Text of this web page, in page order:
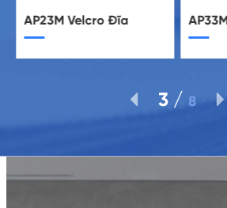
AP23M Velcro Đĩa
 3 / 8 